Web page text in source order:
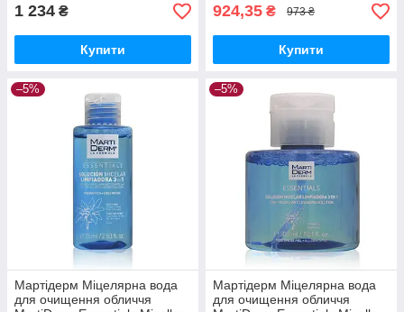
1 234 ₴
Купити
924,35 ₴ 973 ₴
Купити
–5%
Мартідерм Міцелярна вода
для очищення обличчя
–5%
Мартідерм Міцелярна вода
для очищення обличчя